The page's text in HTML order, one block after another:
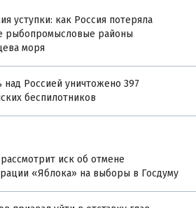
уступки: как Россия потеряла
рыбопромысловые районы
моря
над Россией уничтожено 397
беспилотников
иск об отмене
«Яблока» на выборы в Госдуму